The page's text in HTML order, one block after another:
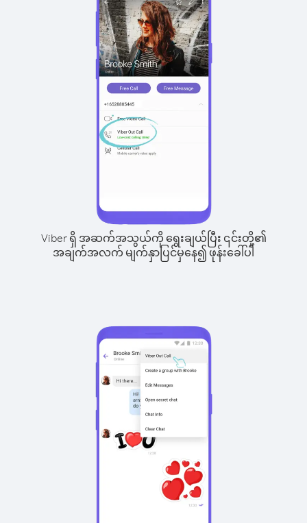
Viber ရှိ အဆက်အသွယ်ကို ရွေးချယ်ပြီး ၎င်းတို့၏
အချက်အလက် မျက်နှာပြင်မှနေ၍ ဖုန်းခေါ်ပါ